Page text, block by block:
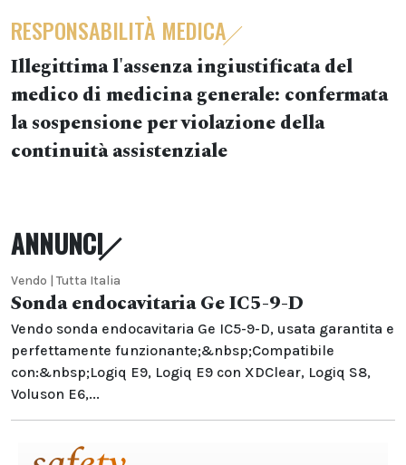
RESPONSABILITÀ MEDICA
Illegittima l'assenza ingiustificata del
medico di medicina generale: confermata
la sospensione per violazione della
continuità assistenziale
ANNUNCI
Vendo | Tutta Italia
Sonda endocavitaria Ge IC5-9-D
Vendo sonda endocavitaria Ge IC5-9-D, usata garantita e
perfettamente funzionante;&nbsp;Compatibile
con:&nbsp;Logiq E9, Logiq E9 con XDClear, Logiq S8,
Voluson E6,...